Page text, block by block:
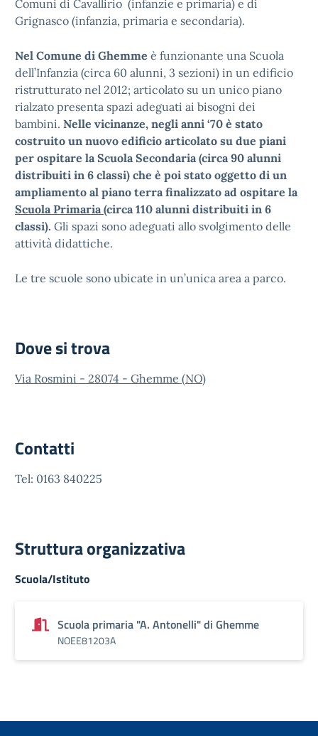
Comuni di Cavallirio (infanzie e primaria) e di
Grignasco (infanzia, primaria e secondaria).
Nel Comune di Ghemme è funzionante una Scuola
dell’Infanzia (circa 60 alunni, 3 sezioni) in un edificio
ristrutturato nel 2012; articolato su un unico piano
rialzato presenta spazi adeguati ai bisogni dei
bambini. Nelle vicinanze, negli anni ‘70 è stato
costruito un nuovo edificio articolato su due piani
per ospitare la Scuola Secondaria (circa 90 alunni
distribuiti in 6 classi) che è poi stato oggetto di un
ampliamento al piano terra finalizzato ad ospitare la
Scuola Primaria(circa 110 alunni distribuiti in 6
classi). Gli spazi sono adeguati allo svolgimento delle
attività didattiche.
Le tre scuole sono ubicate in un’unica area a parco.
Dove si trova
Via Rosmini - 28074 - Ghemme (NO)
Contatti
Tel: 0163 840225
Struttura organizzativa
Scuola/Istituto
Scuola primaria "A. Antonelli" di Ghemme
NOEE81203A